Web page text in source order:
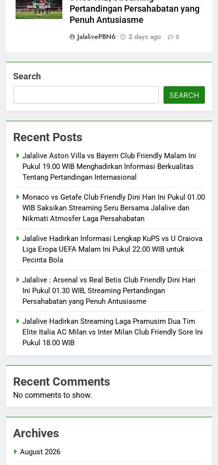
Pertandingan Persahabatan yang
Penuh Antusiasme
JalalivePBN6
2 days ago 0
Search
SEARCH
Recent Posts
Jalalive Aston Villa vs Bayern Club Friendly Malam Ini
Pukul 19.00 WIB Menghadirkan Informasi Berkualitas
Tentang Pertandingan Internasional
Monaco vs Getafe Club Friendly Dini Hari Ini Pukul 01.00
WIB Saksikan Streaming Seru Bersama Jalalive dan
Nikmati Atmosfer Laga Persahabatan
Jalalive Hadirkan Informasi Lengkap KuPS vs U Craiova
Liga Eropa UEFA Malam Ini Pukul 22.00 WIB untuk
Pecinta Bola
Jalalive : Arsenal vs Real Betis Club Friendly Dini Hari
Ini Pukul 01.30 WIB, Streaming Pertandingan
Persahabatan yang Penuh Antusiasme
Jalalive Hadirkan Streaming Laga Pramusim Dua Tim
Elite Italia AC Milan vs Inter Milan Club Friendly Sore Ini
Pukul 18.00 WIB
Recent Comments
No comments to show.
Archives
August 2026